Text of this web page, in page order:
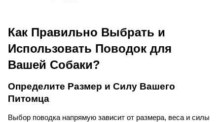
Как Правильно Выбрать и
Использовать Поводок для
Вашей Собаки?
Определите Размер и Силу Вашего
Питомца
Выбор поводка напрямую зависит от размера, веса и силы